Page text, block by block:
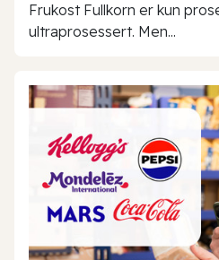
Frukost Fullkorn er kun
ultraprosessert. Men...